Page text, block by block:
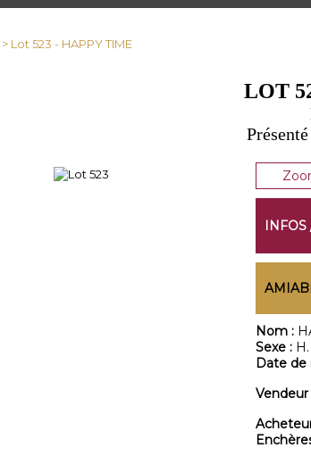
> Lot 523 - HAPPY TIME
LOT
INFOS
Nom :
Sexe : H.
Date de
Vendeur